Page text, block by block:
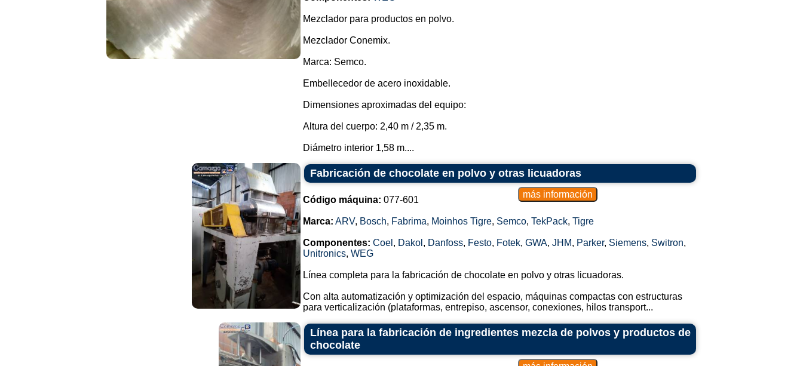
Mezclador para productos en polvo.
Mezclador Conemix.
Marca: Semco.
Embellecedor de acero inoxidable.
Dimensiones aproximadas del equipo:
Altura del cuerpo: 2,40 m / 2,35 m.
Diámetro interior 1,58 m....
Fabricación de chocolate en polvo y otras licuadoras
Código máquina: 077-601
Marca: ARV, Bosch, Fabrima, Moinhos Tigre, Semco, TekPack, Tigre
Componentes: Coel , Dakol , Danfoss, Festo, Fotek, GWA, JHM, Parker, Siemens, Switron,
Unitronics, WEG
Línea completa para la fabricación de chocolate en polvo y otras licuadoras.
Con alta automatización y optimización del espacio, máquinas compactas con estructuras
para verticalización (plataformas, entrepiso, ascensor, conexiones, hilos transport...
Línea para la fabricación de ingredientes mezcla de polvos y productos de
chocolate